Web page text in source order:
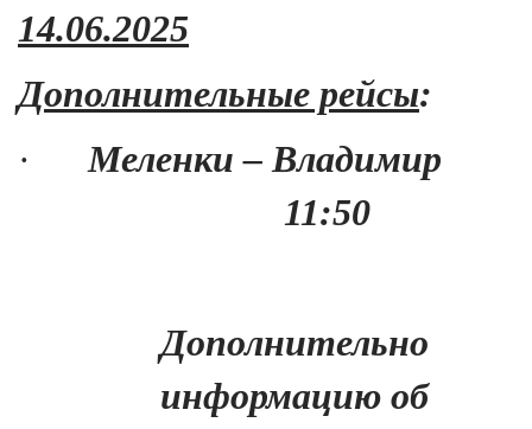
14.06.2025
Дополнительные рейсы:
·
Меленки – Владимир
11:50
Дополнительно
информацию об